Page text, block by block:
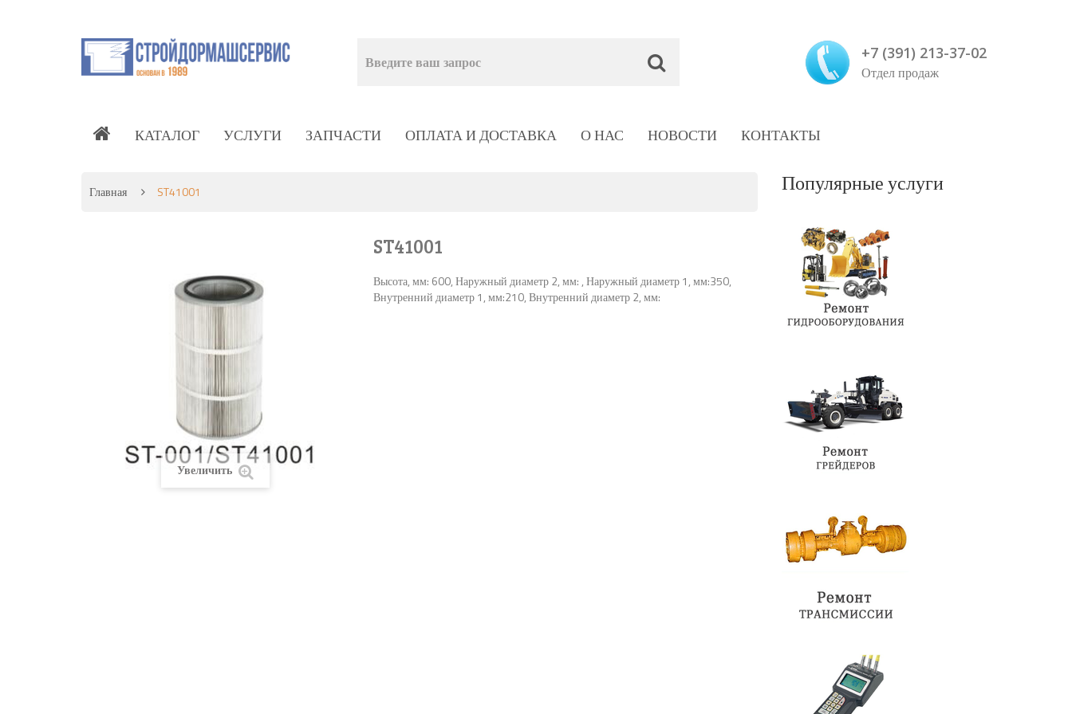
+7 (391) 213-37-02
Отдел продаж
КАТАЛОГ УСЛУГИ ЗАПЧАСТИ ОПЛАТА И ДОСТАВКА О НАС НОВОСТИ КОНТАКТЫ
Главная ST41001
Увеличить
ST41001
Высота, мм: 600, Наружный диаметр 2, мм: , Наружный диаметр 1, мм:350,
Внутренний диаметр 1, мм:210, Внутренний диаметр 2, мм:
Популярные услуги